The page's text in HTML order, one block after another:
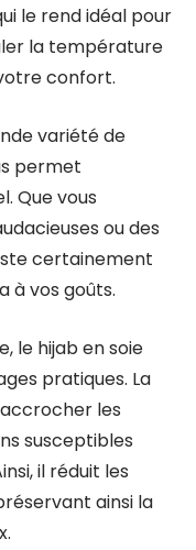
le rend idéal pour
la température
confort.
variété de
permet
Que vous
ou des
certainement
à vos goûts.
le hijab en soie
pratiques. La
les
susceptibles
il réduit les
ainsi la